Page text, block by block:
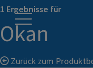
1 Ergebnisse für
Okan
Zurück zum